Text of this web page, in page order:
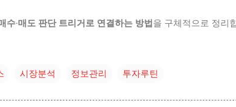
수·매도 판단 트리거로 연결하는 방법 을 구체적으로 정리
시장분석 정보관리 투자루틴